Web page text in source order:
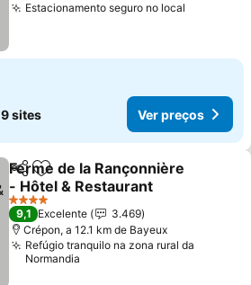
Estacionamento seguro no local
9 sites Ver preços
PartilharAdicionar aos favoritos
Ferme de la Rançonnière
- Hôtel & Restaurant
Ver preços
4 Estrelas
9,1 Excelente
3.469
Crépon, a 12.1 km de Bayeux
Refúgio tranquilo na zona rural da
Normandia